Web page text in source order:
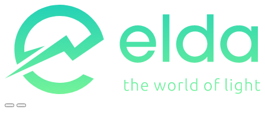
navigation
content